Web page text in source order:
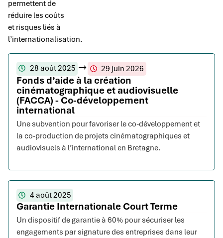
permettent de
réduire les coûts
et risques liés à
l’internationalisation.
28 août 2025 29 juin 2026
Fonds d’aide à la création
cinématographique et audiovisuelle
(FACCA) - Co-développement
international
Une subvention pour favoriser le co-développement et
la co-production de projets cinématographiques et
audiovisuels à l’international en Bretagne.
4 août 2025
Garantie Internationale Court Terme
Un dispositif de garantie à 60% pour sécuriser les
engagements par signature des entreprises dans leur